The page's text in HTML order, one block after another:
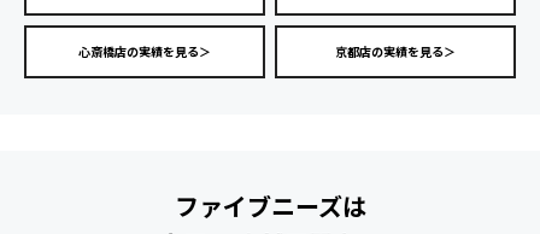
心斎橋店の実績を見る＞ 京都店の実績を見る＞
ファイブニーズは